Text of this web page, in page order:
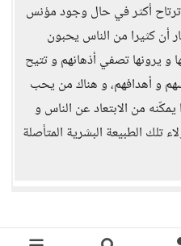
أكثر في حال وجود مؤنس
أن كثيرا من الناس يحبون
و يرونها تصفي أذهانهم و تتيح
و أهدافهم، و هناك من يحب
من الابتعاد عن الناس و
الطبيعة البشرية المتأصلة